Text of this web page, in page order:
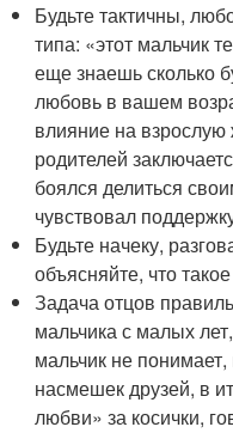
Будьте тактичны,
типа: «этот мальчик
еще знаешь сколько
любовь в вашем
влияние на взрослую
родителей
боялся делиться
чувствовал
Будьте начеку,
объясняйте, что
Задача отцов
мальчика с малых
мальчик не понимает,
насмешек друзей, в
любви» за косички,